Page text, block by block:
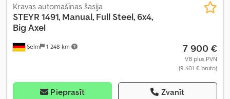
Selm 1 248 km
Kravas automašīnas šasija
STEYR 1491, Manual, Full Steel, 6x4,
Big Axel
7 900 €
VB plus PVN
(9 401 € bruto)
Pieprasīt Zvanīt